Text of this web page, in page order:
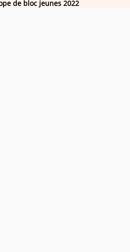
de bloc jeunes 2022